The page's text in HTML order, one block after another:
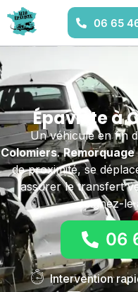
06 65
Épaviste à
Un véhicule en fin
Colomiers.
de proximité, se
assurer le transfert
Joignez-le
06
Intervention